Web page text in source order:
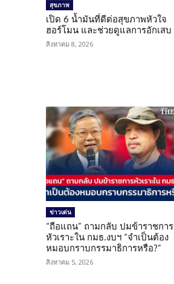
สุขภาพ
เปิด 6 น้ำมันที่ดีต่อสุขภาพหัวใจ
ฮอร์โมน และช่วยดูแลการอักเสบ
สิงหาคม 8, 2026
ข่าวเด่น
“ถือแถน” ถามกลับ ปมข้าราชการ
หัวเราะใน กมธ.งบฯ “จำเป็นต้อง
หมอบกราบกรรมาธิการหรือ?”
สิงหาคม 5, 2026